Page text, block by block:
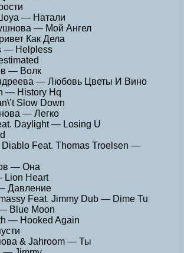
— Натали
— Мой Ангел
Как Дела
— Helpless
— Волк
— Любовь Цветы И Вино
— History Hq
Slow Down
— Легко
Daylight — Losing U
Diablo Feat. Thomas Troelsen —
— Она
Lion Heart
Давление
Feat. Jimmy Dub — Dime Tu
Blue Moon
— Hooked Again
& Jahroom — Ты